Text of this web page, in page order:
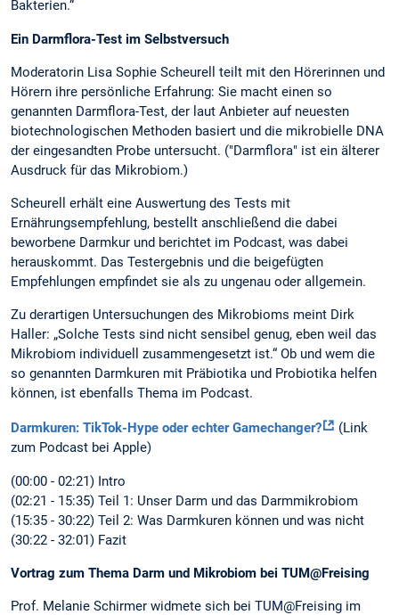
Bakterien.“
Ein Darmflora-Test im Selbstversuch
Moderatorin Lisa Sophie Scheurell teilt mit den Hörerinnen und
Hörern ihre persönliche Erfahrung: Sie macht einen so
genannten Darmflora-Test, der laut Anbieter auf neuesten
biotechnologischen Methoden basiert und die mikrobielle DNA
der eingesandten Probe untersucht. ("Darmflora" ist ein älterer
Ausdruck für das Mikrobiom.)
Scheurell erhält eine Auswertung des Tests mit
Ernährungsempfehlung, bestellt anschließend die dabei
beworbene Darmkur und berichtet im Podcast, was dabei
herauskommt. Das Testergebnis und die beigefügten
Empfehlungen empfindet sie als zu ungenau oder allgemein.
Zu derartigen Untersuchungen des Mikrobioms meint Dirk
Haller: „Solche Tests sind nicht sensibel genug, eben weil das
Mikrobiom individuell zusammengesetzt ist.“ Ob und wem die
so genannten Darmkuren mit Präbiotika und Probiotika helfen
können, ist ebenfalls Thema im Podcast.
Darmkuren: TikTok-Hype oder echter Gamechanger?
(Link
zum Podcast bei Apple)
(00:00 - 02:21) Intro
(02:21 - 15:35) Teil 1: Unser Darm und das Darmmikrobiom
(15:35 - 30:22) Teil 2: Was Darmkuren können und was nicht
(30:22 - 32:01) Fazit
Vortrag zum Thema Darm und Mikrobiom bei TUM@Freising
Prof. Melanie Schirmer widmete sich bei TUM@Freising im